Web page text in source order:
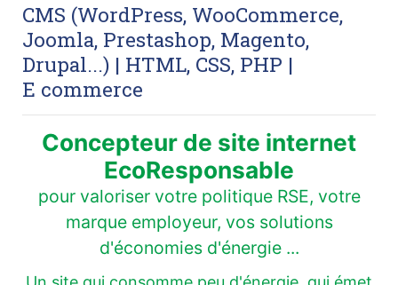
CMS (WordPress, WooCommerce,
Joomla, Prestashop, Magento,
Drupal...) | HTML, CSS, PHP |
E commerce
Concepteur de site internet
EcoResponsable
pour valoriser votre politique RSE, votre
marque employeur, vos solutions
d'économies d'énergie ...